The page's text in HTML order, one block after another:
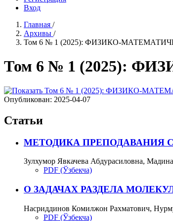
Вход
Главная /
Архивы /
Том 6 № 1 (2025): ФИЗИКО-
Том 6 № 1 (2025):
Опубликован: 2025-04-07
Статьи
МЕТОДИКА ПРЕПОДАВАНИЯ
Зулхумор Явкачева Абдурасиловна,
PDF (Ўзбекча)
О ЗАДАЧАХ РАЗДЕЛА
Насриддинов Комилжон Рахматович,
PDF (Ўзбекча)